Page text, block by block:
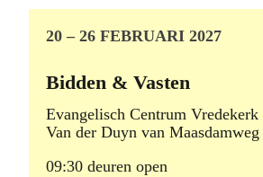
20 – 26 FEBRUARI 2027
Bidden & Vasten
Evangelisch Centrum Vredekerk
Van der Duyn van
09:30 deuren open